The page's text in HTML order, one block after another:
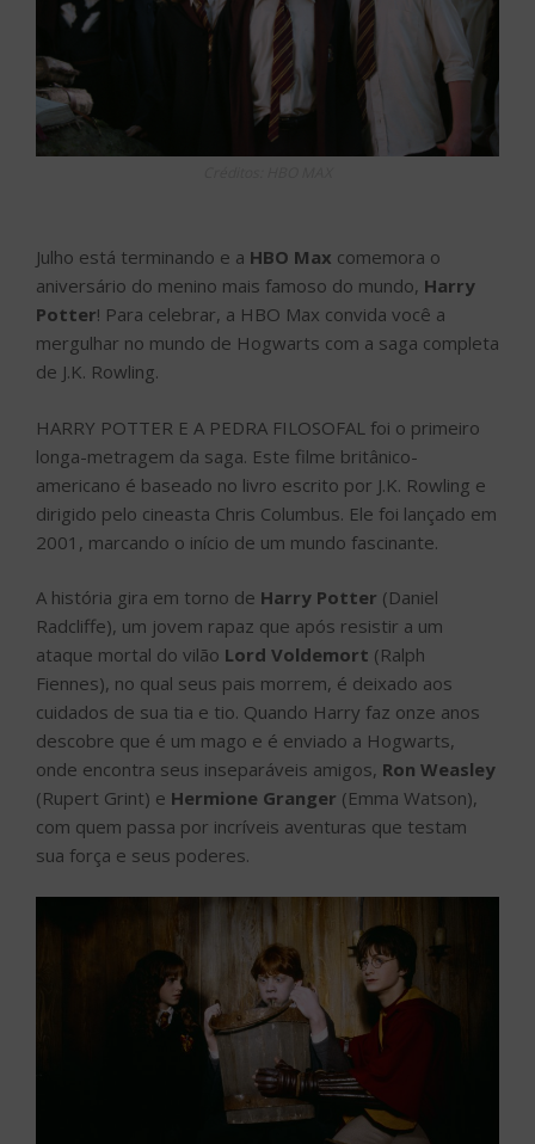
Julho está terminando e a HBO Max comemora o
aniversário do menino mais famoso do mundo, Harry
Potter! Para celebrar, a HBO Max convida você a
mergulhar no mundo de Hogwarts com a saga completa
de J.K. Rowling.
HARRY POTTER E A PEDRA FILOSOFAL foi o primeiro
longa-metragem da saga. Este filme britânico-
americano é baseado no livro escrito por J.K. Rowling e
dirigido pelo cineasta Chris Columbus. Ele foi lançado em
2001, marcando o início de um mundo fascinante.
A história gira em torno de Harry Potter (Daniel
Radcliffe), um jovem rapaz que após resistir a um
ataque mortal do vilão Lord Voldemort (Ralph
Fiennes), no qual seus pais morrem, é deixado aos
cuidados de sua tia e tio. Quando Harry faz onze anos
descobre que é um mago e é enviado a Hogwarts,
onde encontra seus inseparáveis amigos, Ron Weasley
(Rupert Grint) e Hermione Granger (Emma Watson),
com quem passa por incríveis aventuras que testam
sua força e seus poderes.